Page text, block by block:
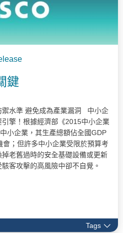
鍵
禦水準 避免成為產業漏洞 中小企
擎！根據經濟部《2015中小企業
小企業，其生產總額佔全國GDP
；但許多中小企業受限於預算考
老舊過時的安全基礎設備或更新
客攻擊的高風險中卻不自覺。
不小心便可能造成嚴重損失。…
Tags